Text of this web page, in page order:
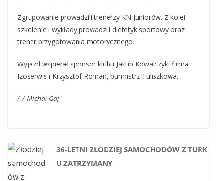
Zgrupowanie prowadzili trenerzy KN Juniorów. Z kolei
szkolenie i wykłady prowadzili dietetyk sportowy oraz
trener przygotowania motorycznego.
Wyjazd wspierał sponsor klubu Jakub Kowalczyk, firma
Izoserwis i Krzysztof Roman, burmistrz Tuliszkowa.
/-/ Michał Gaj
36-LETNI ZŁODZIEJ SAMOCHODÓW Z TURK
U ZATRZYMANY